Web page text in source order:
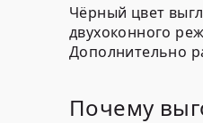
Чёрный цвет
двухоконного
Дополнительно
Почему